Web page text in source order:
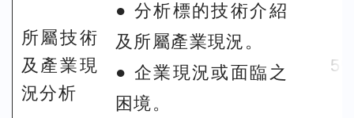
所屬技術
及產業現
況分析
● 分析標的技術介紹
及所屬產業現況。
● 企業現況或面臨之
困境。